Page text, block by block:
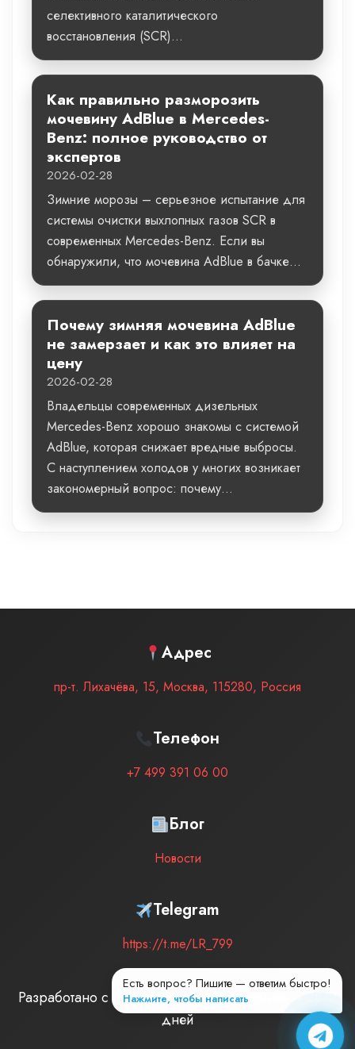
селективного каталитического
восстановления (SCR)...
Как правильно разморозить
мочевину AdBlue в Mercedes-
Benz: полное руководство от
экспертов
2026-02-28
Зимние морозы – серьезное испытание для
системы очистки выхлопных газов SCR в
современных Mercedes-Benz. Если вы
обнаружили, что мочевина AdBlue в бачке...
Почему зимняя мочевина AdBlue
не замерзает и как это влияет на
цену
2026-02-28
Владельцы современных дизельных
Mercedes-Benz хорошо знакомы с системой
AdBlue, которая снижает вредные выбросы.
С наступлением холодов у многих возникает
закономерный вопрос: почему...
Адрес
пр-т. Лихачёва, 15, Москва, 115280, Россия
Телефон
+7 499 391 06 00
Блог
Новости
Telegram
https://t.me/LR_799
Разработано с любовью | Мы на рынке –
дней
Есть вопрос? Пишите — ответим быстро!
Нажмите, чтобы написать